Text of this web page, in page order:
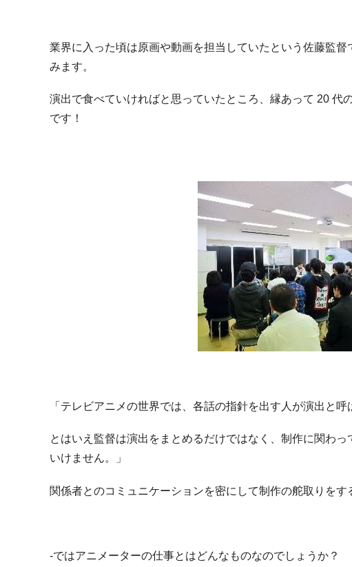
業界に入った頃は原画や動画を担当していたという佐藤監
みます。
演出で食べていければと思っていたところ、縁あって 20 代
です！
「テレビアニメの世界では、各話の指針を出す人が演出と
とはいえ監督は演出をまとめるだけではなく、制作に関わ
いけません。」
関係者とのコミュニケーションを密にして制作の舵取りをす
-ではアニメーターの仕事とはどんなものなのでしょうか？